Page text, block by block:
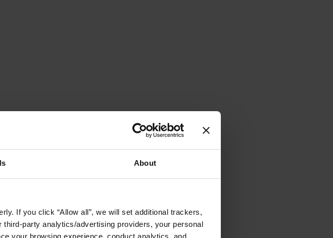
About
If you click “Allow all”, we will set additional trackers,
party analytics/advertising providers, your personal
your browsing experience, conduct analytics, and